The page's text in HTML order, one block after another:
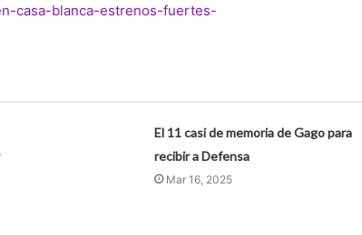
casa-blanca-estrenos-fuertes-
El 11 casi de memoria de Gago para
recibir a Defensa
Mar 16, 2025